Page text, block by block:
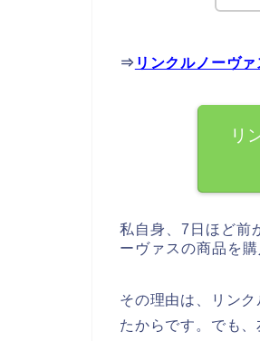
⇒ リンクルノーヴ
リ
私自身、7日ほど前
ーヴァスの商品を
その理由は、リン
たからです。でも